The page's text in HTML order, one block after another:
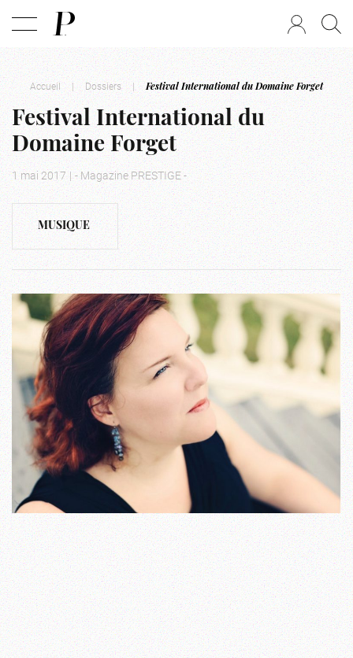
Accueil | Dossiers | Festival International du Domaine Forget
Festival International du
Domaine Forget
1 mai 2017 | - Magazine PRESTIGE -
MUSIQUE